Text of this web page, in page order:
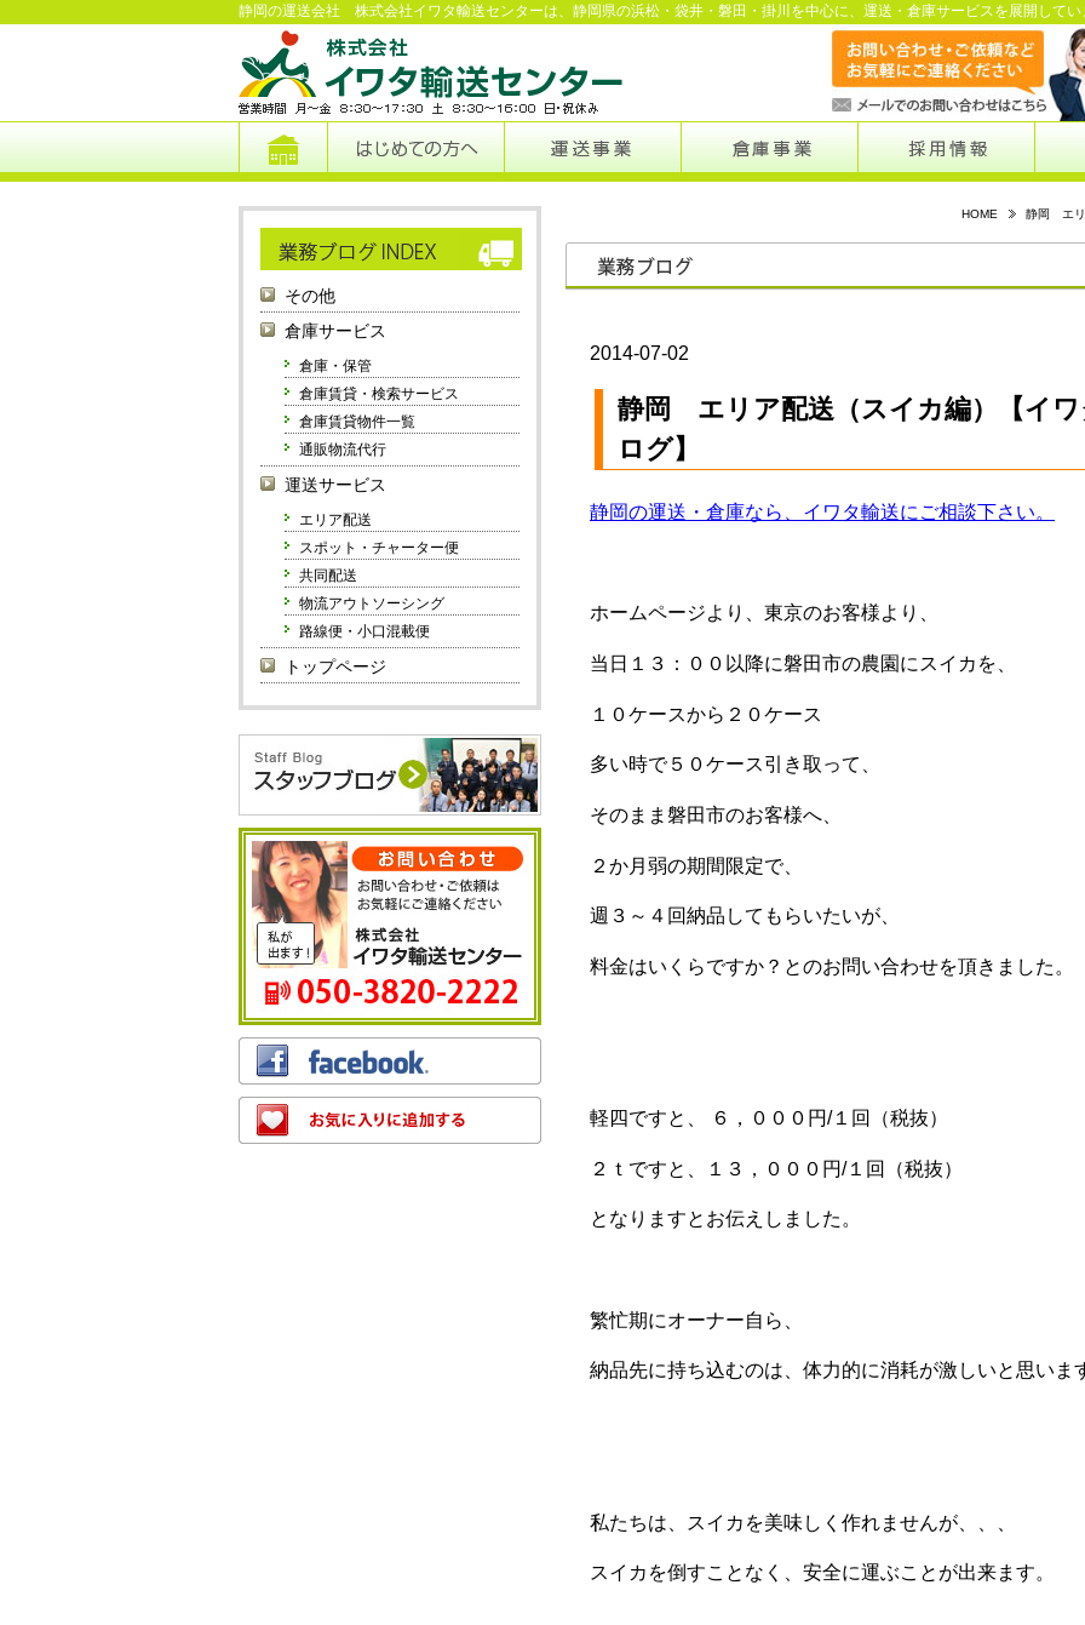
静岡の運送会社 株式会社イワタ輸送センターは、静岡県の浜松・袋井・磐田・掛川を中心に、運送・倉庫サービスを展開してい
その他
倉庫サービス
倉庫・保管
倉庫賃貸・検索サービス
倉庫賃貸物件一覧
通販物流代行
運送サービス
エリア配送
スポット・チャーター便
共同配送
物流アウトソーシング
路線便・小口混載便
トップページ
HOME 静岡 エリ
2014-07-02
静岡 エリア配送（スイカ編）【イワ
ログ】
静岡の運送・倉庫なら、イワタ輸送にご相談下さい。
ホームページより、東京のお客様より、
当日１３：００以降に磐田市の農園にスイカを、
１０ケースから２０ケース
多い時で５０ケース引き取って、
そのまま磐田市のお客様へ、
２か月弱の期間限定で、
週３～４回納品してもらいたいが、
料金はいくらですか？とのお問い合わせを頂きました。
軽四ですと、 ６，０００円/１回（税抜）
２ｔですと、１３，０００円/１回（税抜）
となりますとお伝えしました。
繁忙期にオーナー自ら、
納品先に持ち込むのは、体力的に消耗が激しいと思いま
私たちは、スイカを美味しく作れませんが、、、
スイカを倒すことなく、安全に運ぶことが出来ます。